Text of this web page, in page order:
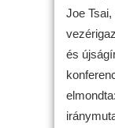
Joe
és